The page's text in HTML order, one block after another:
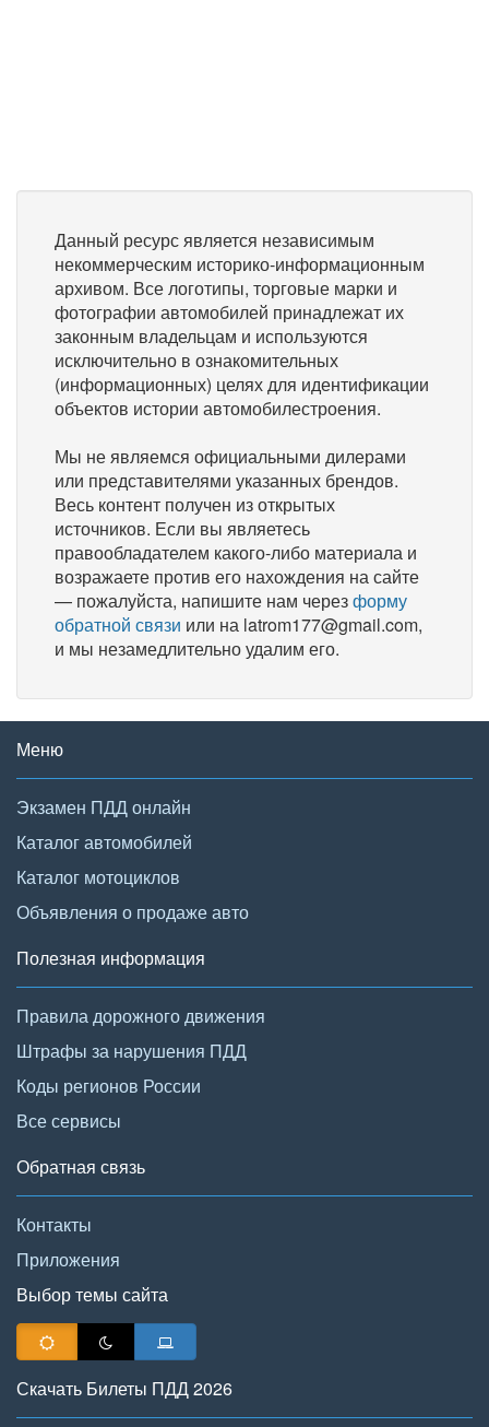
Данный ресурс является независимым
некоммерческим историко-информационным
архивом. Все логотипы, торговые марки и
фотографии автомобилей принадлежат их
законным владельцам и используются
исключительно в ознакомительных
(информационных) целях для идентификации
объектов истории автомобилестроения.
Мы не являемся официальными дилерами
или представителями указанных брендов.
Весь контент получен из открытых
источников. Если вы являетесь
правообладателем какого-либо материала и
возражаете против его нахождения на сайте
— пожалуйста, напишите нам черезформу
обратной связи или на latrom177@gmail.com,
и мы незамедлительно удалим его.
Меню
Экзамен ПДД онлайн
Каталог автомобилей
Каталог мотоциклов
Объявления о продаже авто
Полезная информация
Правила дорожного движения
Штрафы за нарушения ПДД
Коды регионов России
Все сервисы
Обратная связь
Контакты
Приложения
Выбор темы сайта
Скачать Билеты ПДД 2026